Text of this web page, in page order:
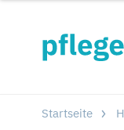
Startseite